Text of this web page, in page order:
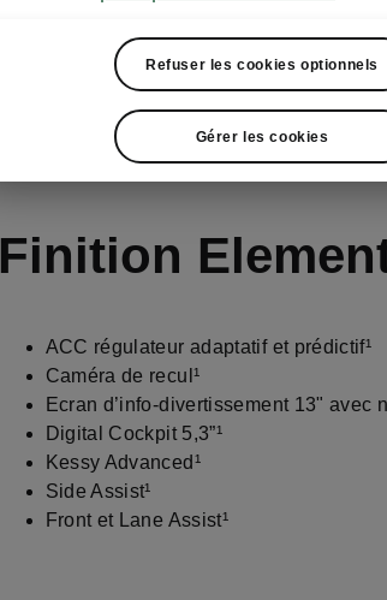
Réserver
Finition
ACC régulateur adaptatif et prédictif¹
Caméra de recul¹
Ecran d’info-divertissement 13" avec
Digital Cockpit 5,3”¹
Kessy Advanced¹
Side Assist¹
Front et Lane Assist¹
Refuser les cookies optionnels
Gérer les cookies